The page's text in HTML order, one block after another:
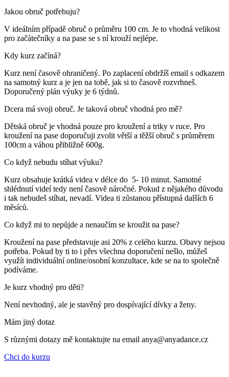
Jakou obruč potřebuju?
V ideálním případě obruč o průměru 100 cm. Je to vhodná velikost
pro začátečníky a na pase se s ní krouží nejlépe.
Kdy kurz začíná?
Kurz není časově ohraničený. Po zaplacení obdržíš email s odkazem
na samotný kurz a je jen na tobě, jak si to časově rozvrhneš.
Doporučený plán výuky je 6 týdnů.
Dcera má svoji obruč. Je taková obruč vhodná pro mě?
Dětská obruč je vhodná pouze pro kroužení a triky v ruce. Pro
kroužení na pase doporučuji zvolit větší a těžší obruč s průměrem
100cm a váhou přibližně 600g.
Co když nebudu stíhat výuku?
Kurz obsahuje krátká videa v délce do 5- 10 minut. Samotné
shlédnutí videí tedy není časově náročné. Pokud z nějakého důvodu
i tak nebudeš stíhat, nevadí. Videa ti zůstanou přístupná dalších 6
měsíců.
Co když mi to nepůjde a nenaučím se kroužit na pase?
Kroužení na pase představuje asi 20% z celého kurzu. Obavy nejsou
potřeba. Pokud by ti to i přes všechna doporučení nešlo, můžeš
využít individuální online/osobní konzultace, kde se na to společně
podíváme.
Je kurz vhodný pro děti?
Není nevhodný, ale je stavěný pro dospívající dívky a ženy.
Mám jiný dotaz
S různými dotazy mě kontaktujte na email anya@anyadance.cz
Chci do kurzu